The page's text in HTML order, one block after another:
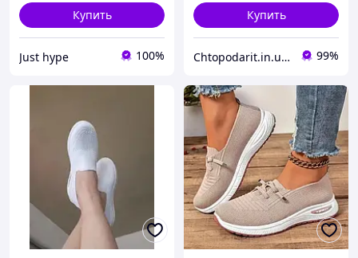
Купить
Just hype 100%
Купить
Chtopodarit.in.ua-інтернет-магазин цікавих подарунків 99%